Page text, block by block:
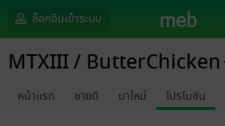
ล็อกอินเข้าระบบ
MTXIII / ButterChicken
หน้าแรก ขายดี มาใหม่ โปรโมชัน